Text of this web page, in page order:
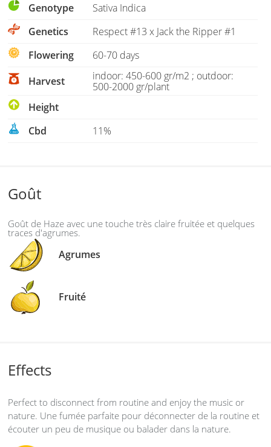
Genotype
Sativa Indica
Genetics
Respect #13 x Jack the Ripper #1
Flowering
60-70 days
Harvest
indoor: 450-600 gr/m2 ; outdoor:
500-2000 gr/plant
Height
Cbd
11%
Goût
Goût de Haze avec une touche très claire fruitée et quelques
traces d'agrumes.
Agrumes
Fruité
Effects
Perfect to disconnect from routine and enjoy the music or
nature. Une fumée parfaite pour déconnecter de la routine et
écouter un peu de musique ou balader dans la nature.